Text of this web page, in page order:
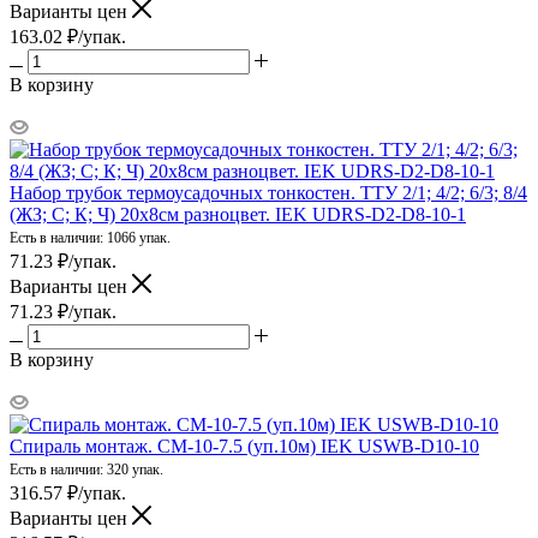
Варианты цен
163.02 ₽/упак.
В корзину
Набор трубок термоусадочных тонкостен. ТТУ 2/1; 4/2; 6/3; 8/4
(ЖЗ; С; К; Ч) 20х8см разноцвет. IEK UDRS-D2-D8-10-1
Есть в наличии: 1066 упак.
71.23 ₽/упак.
Варианты цен
71.23 ₽/упак.
В корзину
Спираль монтаж. СМ-10-7.5 (уп.10м) IEK USWB-D10-10
Есть в наличии: 320 упак.
316.57 ₽/упак.
Варианты цен